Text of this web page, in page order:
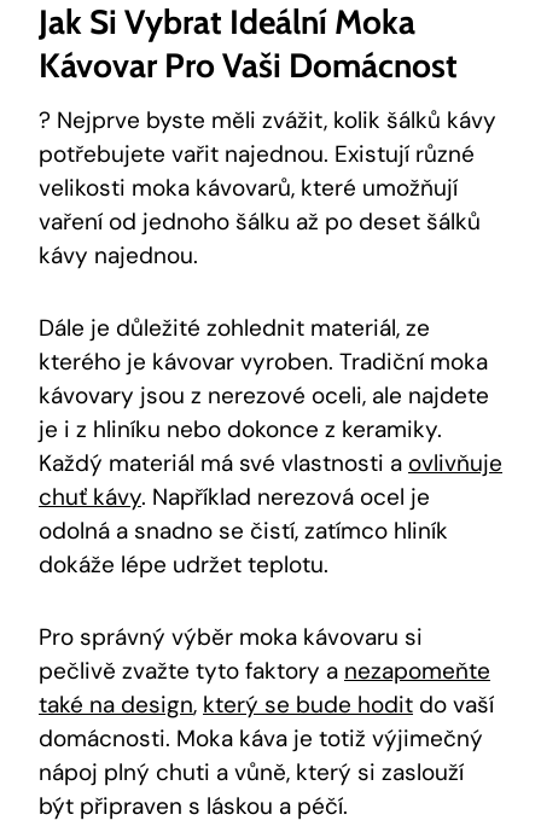
Jak Si Vybrat Ideální Moka
Kávovar Pro Vaši Domácnost
? Nejprve byste měli zvážit, kolik šálků kávy
potřebujete vařit najednou. Existují různé
velikosti moka kávovarů, které umožňují
vaření od jednoho šálku až po deset šálků
kávy najednou.
Dále je důležité zohlednit materiál, ze
kterého je kávovar vyroben. Tradiční moka
kávovary jsou z nerezové oceli, ale najdete
je i z hliníku nebo dokonce z keramiky.
Každý materiál má své vlastnosti a ovlivňuje
chuť kávy. Například nerezová ocel je
odolná a snadno se čistí, zatímco hliník
dokáže lépe udržet teplotu.
Pro správný výběr moka kávovaru si
pečlivě zvažte tyto faktory a nezapomeňte
také na design, který se bude hodit do vaší
domácnosti. Moka káva je totiž výjimečný
nápoj plný chuti a vůně, který si zaslouží
být připraven s láskou a péčí.